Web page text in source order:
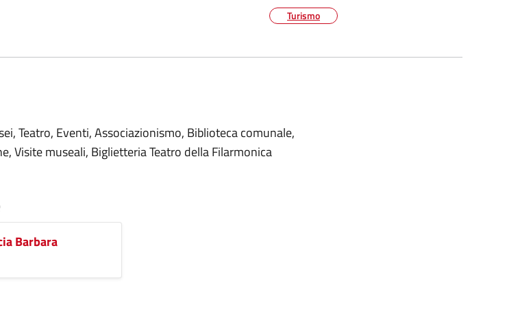
Turismo
Teatro, Eventi, Associazionismo, Biblioteca comunale,
Visite museali, Biglietteria Teatro della Filarmonica
Barbara